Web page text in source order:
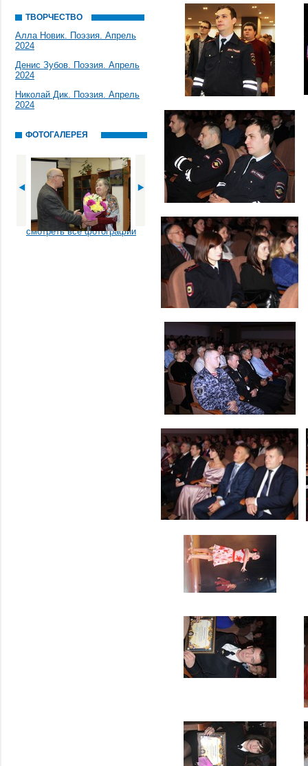
ТВОРЧЕСТВО
Алла Новик. Поэзия. Апрель
2024
Денис Зубов. Поэзия. Апрель
2024
Николай Дик. Поэзия. Апрель
2024
ФОТОГАЛЕРЕЯ
смотреть все фотографии